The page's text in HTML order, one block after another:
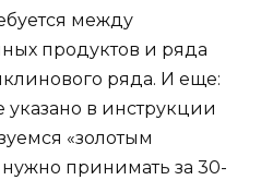
между
продуктов и ряда
ряда. И еще:
в инструкции
«золотым
принимать за 30-